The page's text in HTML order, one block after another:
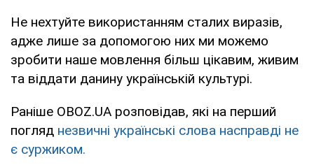
Не нехтуйте використанням сталих виразів,
адже лише за допомогою них ми можемо
зробити наше мовлення більш цікавим, живим
та віддати данину українській культурі.
Раніше OBOZ.UA розповідав, які на перший
погляд незвичні українські слова насправді не
є суржиком.